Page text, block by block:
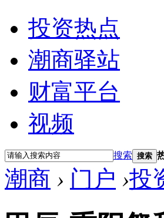
投资热点
潮商驿站
财富平台
视频
搜索 搜索
潮商 › 门户 ›投